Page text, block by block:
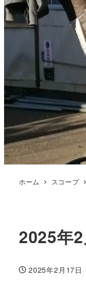
ホーム スコープ
2025年
投稿日
2025年2月17日